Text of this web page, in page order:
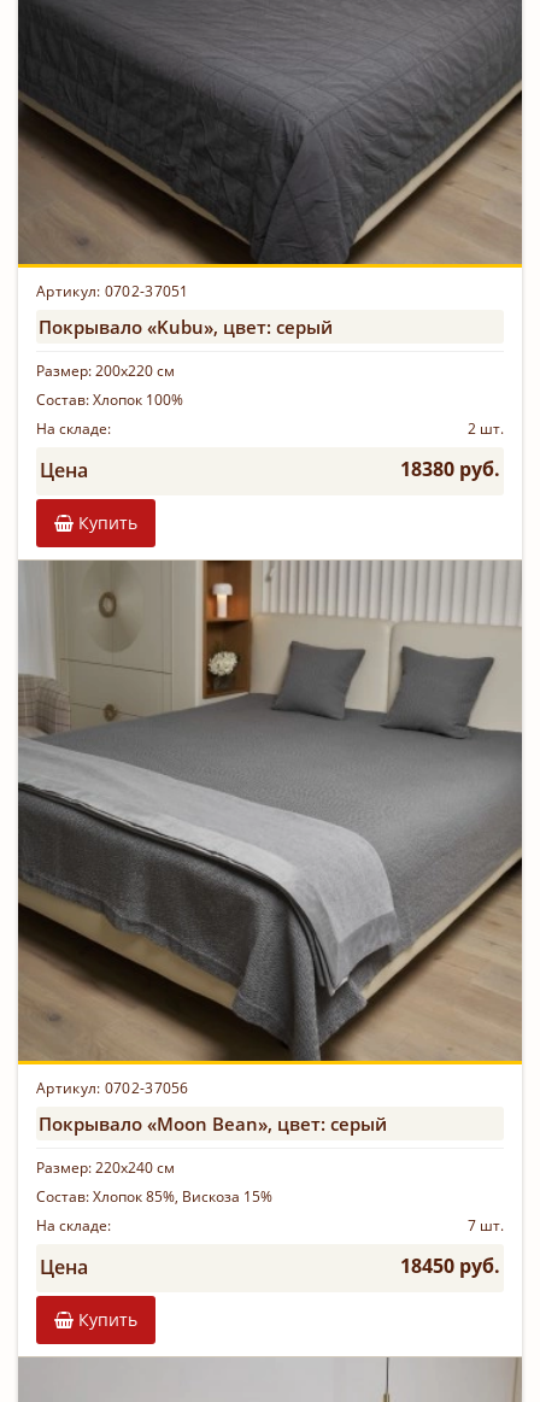
Артикул: 0702-37051
Покрывало «Kubu», цвет: серый
Размер:200х220 см
Состав:Хлопок 100%
На складе:
2 шт.
Цена 18380 руб.
Купить
Артикул: 0702-37056
Покрывало «Moon Bean», цвет: серый
Размер:220х240 см
Состав:Хлопок 85%, Вискоза 15%
На складе:
7 шт.
Цена 18450 руб.
Купить